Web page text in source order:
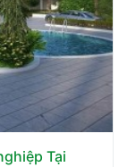
Tại